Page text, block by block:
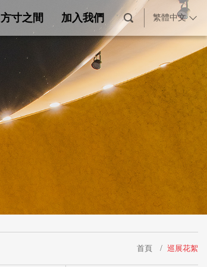
方寸之間 加入我們 繁體中文
首頁 巡展花絮